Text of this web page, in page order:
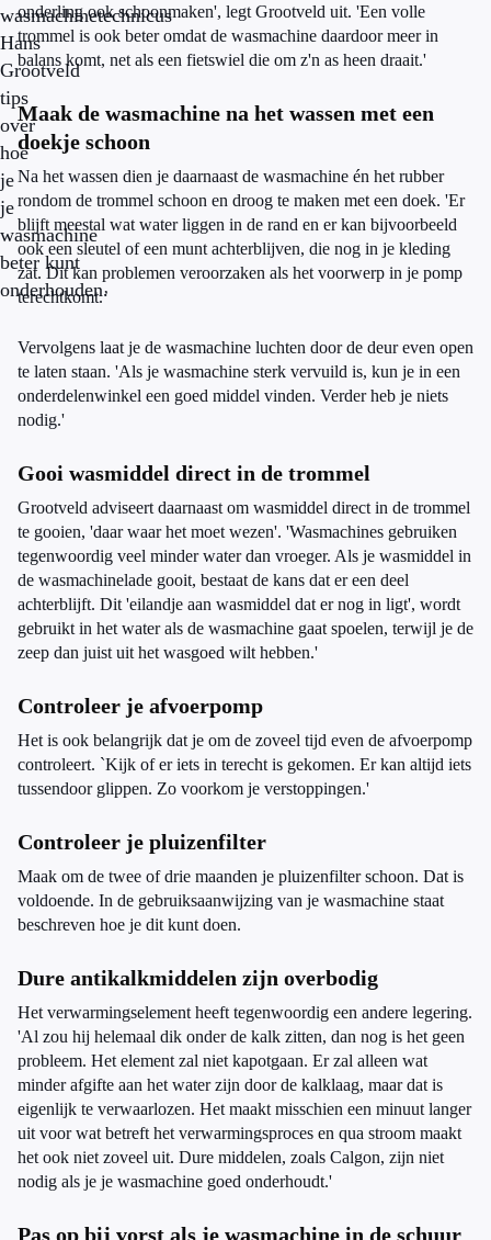
wasmachinetechnicus
Hans
Grootveld
tips
over
hoe
je
je
wasmachine
beter kunt
onderhouden.
onderling ook schoonmaken', legt Grootveld uit. 'Een volle
trommel is ook beter omdat de wasmachine daardoor meer in
balans komt, net als een fietswiel die om z'n as heen draait.'
Maak de wasmachine na het wassen met een
doekje schoon
Na het wassen dien je daarnaast de wasmachine én het rubber
rondom de trommel schoon en droog te maken met een doek. 'Er
blijft meestal wat water liggen in de rand en er kan bijvoorbeeld
ook een sleutel of een munt achterblijven, die nog in je kleding
zat. Dit kan problemen veroorzaken als het voorwerp in je pomp
terechtkomt.’
Vervolgens laat je de wasmachine luchten door de deur even open
te laten staan. 'Als je wasmachine sterk vervuild is, kun je in een
onderdelenwinkel een goed middel vinden. Verder heb je niets
nodig.'
Gooi wasmiddel direct in de trommel
Grootveld adviseert daarnaast om wasmiddel direct in de trommel
te gooien, 'daar waar het moet wezen'. 'Wasmachines gebruiken
tegenwoordig veel minder water dan vroeger. Als je wasmiddel in
de wasmachinelade gooit, bestaat de kans dat er een deel
achterblijft. Dit 'eilandje aan wasmiddel dat er nog in ligt', wordt
gebruikt in het water als de wasmachine gaat spoelen, terwijl je de
zeep dan juist uit het wasgoed wilt hebben.'
Controleer je afvoerpomp
Het is ook belangrijk dat je om de zoveel tijd even de afvoerpomp
controleert. `Kijk of er iets in terecht is gekomen. Er kan altijd iets
tussendoor glippen. Zo voorkom je verstoppingen.'
Controleer je pluizenfilter
Maak om de twee of drie maanden je pluizenfilter schoon. Dat is
voldoende. In de gebruiksaanwijzing van je wasmachine staat
beschreven hoe je dit kunt doen.
Dure antikalkmiddelen zijn overbodig
Het verwarmingselement heeft tegenwoordig een andere legering.
'Al zou hij helemaal dik onder de kalk zitten, dan nog is het geen
probleem. Het element zal niet kapotgaan. Er zal alleen wat
minder afgifte aan het water zijn door de kalklaag, maar dat is
eigenlijk te verwaarlozen. Het maakt misschien een minuut langer
uit voor wat betreft het verwarmingsproces en qua stroom maakt
het ook niet zoveel uit. Dure middelen, zoals Calgon, zijn niet
nodig als je je wasmachine goed onderhoudt.'
Pas op bij vorst als je wasmachine in de schuur